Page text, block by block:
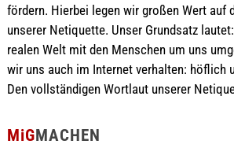
fördern. Hierbei legen wir großen Wert auf
unserer Netiquette. Unser Grundsatz
realen Welt mit den Menschen um uns
wir uns auch im Internet verhalten: höflich
Den vollständigen Wortlaut unserer
MiGMACHEN